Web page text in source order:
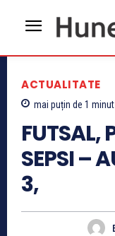
ACTUALITATE
mai puțin de 1 minut
FUTSAL,
SEPSI –
3,